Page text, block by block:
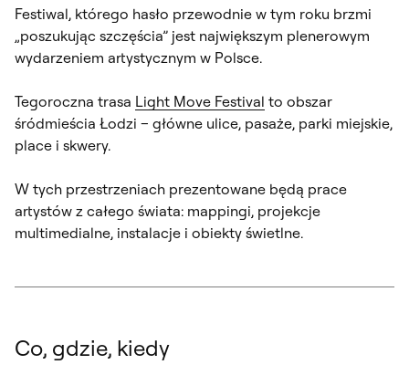
Festiwal, którego hasło przewodnie w tym roku brzmi
„poszukując szczęścia” jest największym plenerowym
wydarzeniem artystycznym w Polsce.
Tegoroczna trasa Light Move Festival to obszar
śródmieścia Łodzi – główne ulice, pasaże, parki miejskie,
place i skwery.
W tych przestrzeniach prezentowane będą prace
artystów z całego świata: mappingi, projekcje
multimedialne, instalacje i obiekty świetlne.
Co, gdzie, kiedy